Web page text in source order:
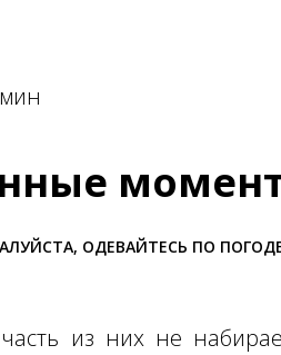
ОДЕВАЙТЕСЬ ПО
из них не